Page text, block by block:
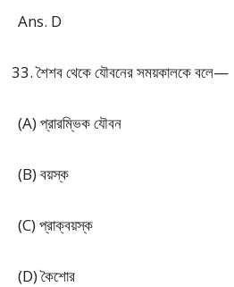
Ans. D
শৈশব থেকে যৌবনের সময়কালকে বলে—
(A) প্রারম্ভিক যৌবন
(B) বয়স্ক
(C) প্রাক্‌বয়স্ক
(D) কৈশোর